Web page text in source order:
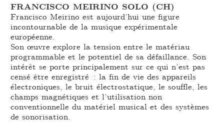
FRANCISCO MEIRINO SOLO (CH)
Francisco Meirino est aujourd’hui une figure
incontournable de la musique expérimentale
européenne.
Son œuvre explore la tension entre le matériau
programmable et le potentiel de sa défaillance. Son
intérêt se porte principalement sur ce qui n’est pas
censé être enregistré : la fin de vie des appareils
électroniques, le bruit électrostatique, le souffle, les
champs magnétiques et l’utilisation non
conventionnelle du matériel musical et des systèmes
de sonorisation.